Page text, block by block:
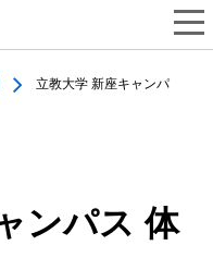
立教大学 新座キャンパ
ンパス 体